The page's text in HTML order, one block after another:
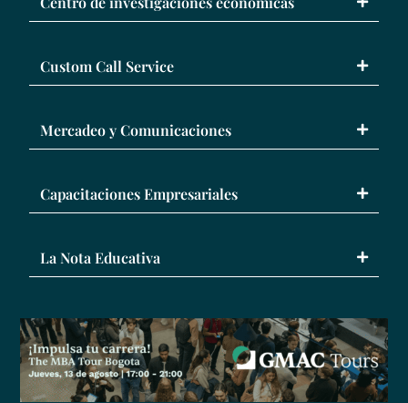
Custom Call Service
Mercadeo y Comunicaciones
Capacitaciones Empresariales
La Nota Educativa